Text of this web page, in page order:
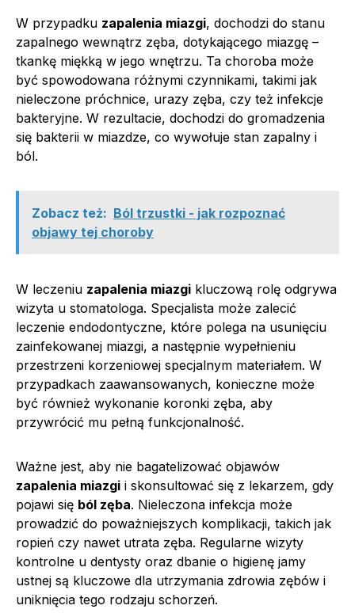
W przypadku zapalenia miazgi, dochodzi do stanu
zapalnego wewnątrz zęba, dotykającego miazgę –
tkankę miękką w jego wnętrzu. Ta choroba może
być spowodowana różnymi czynnikami, takimi jak
nieleczone próchnice, urazy zęba, czy też infekcje
bakteryjne. W rezultacie, dochodzi do gromadzenia
się bakterii w miazdze, co wywołuje stan zapalny i
ból.
Zobacz też: Ból trzustki - jak rozpoznać
objawy tej choroby
W leczeniu zapalenia miazgi kluczową rolę odgrywa
wizyta u stomatologa. Specjalista może zalecić
leczenie endodontyczne, które polega na usunięciu
zainfekowanej miazgi, a następnie wypełnieniu
przestrzeni korzeniowej specjalnym materiałem. W
przypadkach zaawansowanych, konieczne może
być również wykonanie koronki zęba, aby
przywrócić mu pełną funkcjonalność.
Ważne jest, aby nie bagatelizować objawów
zapalenia miazgi i skonsultować się z lekarzem, gdy
pojawi się ból zęba. Nieleczona infekcja może
prowadzić do poważniejszych komplikacji, takich jak
ropień czy nawet utrata zęba. Regularne wizyty
kontrolne u dentysty oraz dbanie o higienę jamy
ustnej są kluczowe dla utrzymania zdrowia zębów i
uniknięcia tego rodzaju schorzeń.